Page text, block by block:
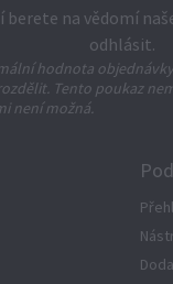
berete na vědomí
odhlásit.
hodnota
Tento poukaz
není možná.